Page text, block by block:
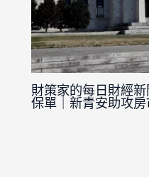
財策家的每日財經
保單｜新青安助攻